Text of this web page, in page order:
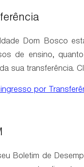
Dom Bosco
de ensino,
sua transferência.
por
Boletim de